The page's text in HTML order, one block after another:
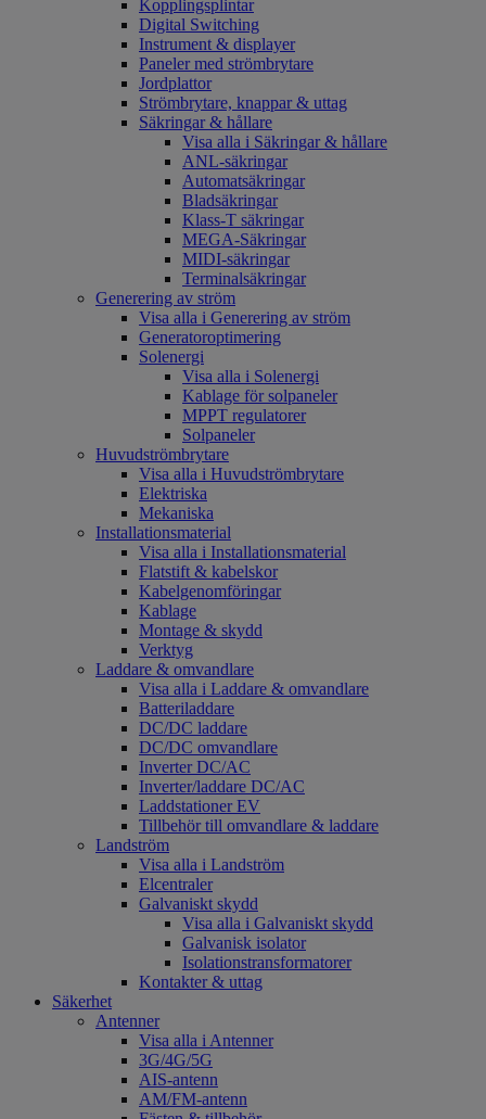
Kopplingsplintar
Digital Switching
Instrument & displayer
Paneler med strömbrytare
Jordplattor
Strömbrytare, knappar & uttag
Säkringar & hållare
Visa alla i Säkringar & hållare
ANL-säkringar
Automatsäkringar
Bladsäkringar
Klass-T säkringar
MEGA-Säkringar
MIDI-säkringar
Terminalsäkringar
Generering av ström
Visa alla i Generering av ström
Generatoroptimering
Solenergi
Visa alla i Solenergi
Kablage för solpaneler
MPPT regulatorer
Solpaneler
Huvudströmbrytare
Visa alla i Huvudströmbrytare
Elektriska
Mekaniska
Installationsmaterial
Visa alla i Installationsmaterial
Flatstift & kabelskor
Kabelgenomföringar
Kablage
Montage & skydd
Verktyg
Laddare & omvandlare
Visa alla i Laddare & omvandlare
Batteriladdare
DC/DC laddare
DC/DC omvandlare
Inverter DC/AC
Inverter/laddare DC/AC
Laddstationer EV
Tillbehör till omvandlare & laddare
Landström
Visa alla i Landström
Elcentraler
Galvaniskt skydd
Visa alla i Galvaniskt skydd
Galvanisk isolator
Isolationstransformatorer
Kontakter & uttag
Säkerhet
Antenner
Visa alla i Antenner
3G/4G/5G
AIS-antenn
AM/FM-antenn